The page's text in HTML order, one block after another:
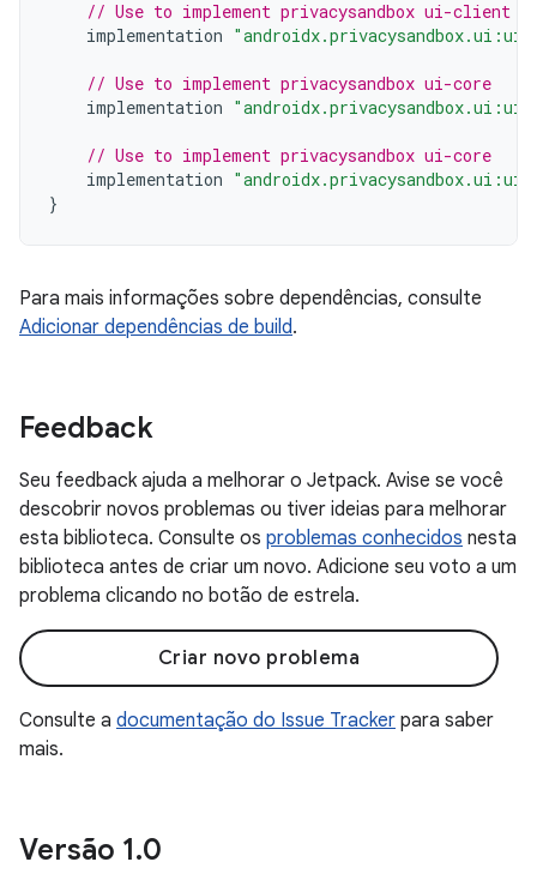
// Use to implement privacysandbox ui-client
implementation
// Use to implement privacysandbox ui-core
implementation
// Use to implement privacysandbox ui-core
implementation
}
Para mais informações sobre dependências, consulte
Adicionar dependências de build.
Feedback
Seu feedback ajuda a melhorar o Jetpack. Avise se você
descobrir novos problemas ou tiver ideias para melhorar
esta biblioteca. Consulte os problemas conhecidos nesta
biblioteca antes de criar um novo. Adicione seu voto a um
problema clicando no botão de estrela.
Criar novo problema
Consulte a documentação do Issue Tracker para saber
mais.
Versão 1.0